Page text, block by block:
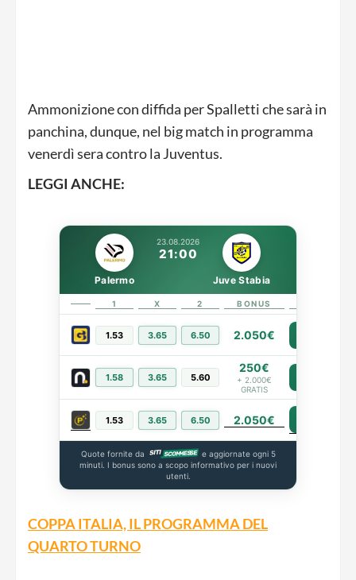
Ammonizione con diffida per Spalletti che sarà in
panchina, dunque, nel big match in programma
venerdì sera contro la Juventus.
LEGGI ANCHE:
23.08.2026
21:00
Palermo Juve Stabia
1 X 2 BONUS
1.53 3.65 6.50 2.050€
1.58 3.65 5.60
250€
+ 2.000€
GRATIS
1.53 3.65 6.50 2.050€
Quote fornite da
e aggiornate ogni 5
minuti. I bonus sono a scopo informativo per i nuovi
utenti.
COPPA ITALIA, IL PROGRAMMA DEL
QUARTO TURNO